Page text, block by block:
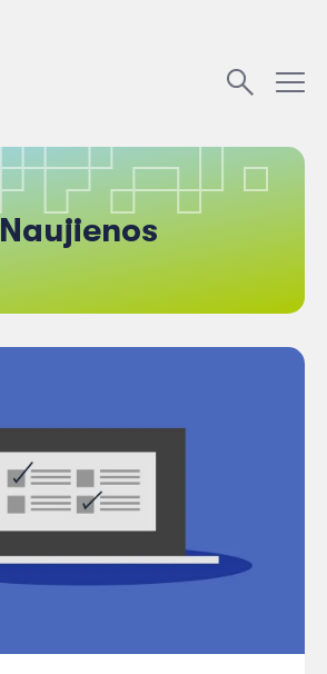
Naujienos